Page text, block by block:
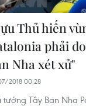
Thủ hiến
phải
Nha xét xử"
2018 00:28
tướng Tây Ban Nha